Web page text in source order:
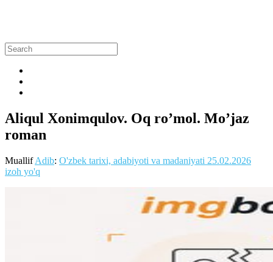
Aliqul Xonimqulov. Oq ro’mol. Mo’jaz
roman
MuallifAdib: O'zbek tarixi, adabiyoti va madaniyati 25.02.2026
izoh yo'q